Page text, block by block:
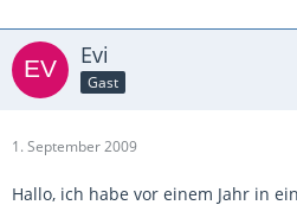
Evi
Gast
1. September 2009
Hallo, ich habe vor einem Jahr in